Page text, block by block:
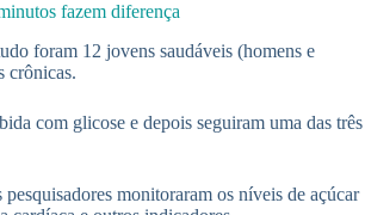
fazem diferença
foram 12 jovens saudáveis (homens e
crônicas.
com glicose e depois seguiram uma das três
pesquisadores monitoraram os níveis de açúcar